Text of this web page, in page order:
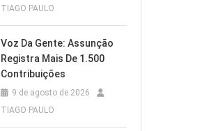
TIAGO PAULO
Voz Da Gente: Assunção
Registra Mais De 1.500
Contribuições
9 de agosto de 2026
TIAGO PAULO